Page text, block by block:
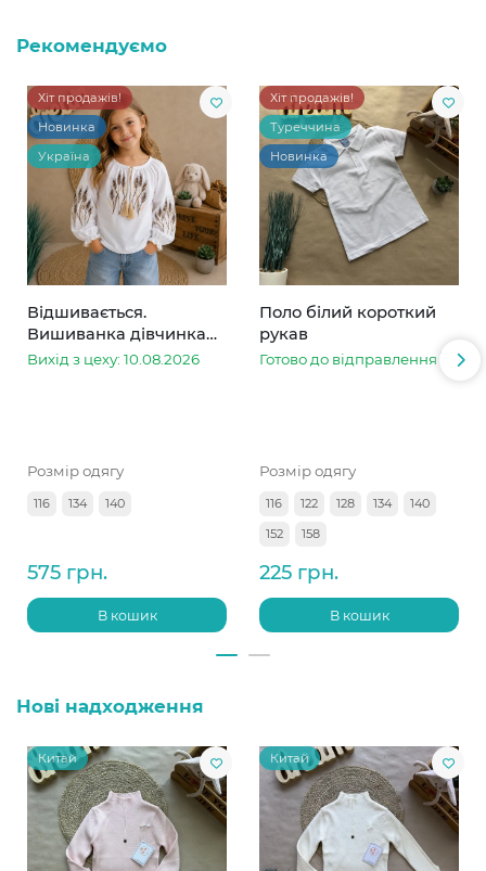
Рекомендуємо
Хіт продажів!
Новинка
Україна
Відшивається.
Вишиванка дівчинка
колоски
Вихід з цеху: 10.08.2026
Розмір одягу
116 134 140
575 грн.
В кошик
Хіт продажів!
Туреччина
Новинка
Поло білий короткий
рукав
Готово до відправлення
Розмір одягу
116 122 128 134
140
152
158
225 грн.
В кошик
Нові надходження
Китай Китай